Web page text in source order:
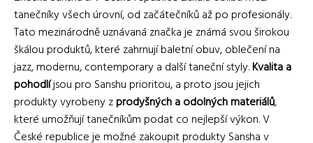
tanečníky všech úrovní, od začátečníků až po profesionály.
Tato mezinárodně uznávaná značka je známá svou širokou
škálou produktů, které zahrnují baletní obuv, oblečení na
jazz, modernu, contemporary a další taneční styly.Kvalita a
pohodlíjsou pro Sanshu prioritou, a proto jsou jejich
produkty vyrobeny zprodyšných a odolných materiálů,
které umožňují tanečníkům podat co nejlepší výkon. V
České republice je možné zakoupit produkty Sansha v